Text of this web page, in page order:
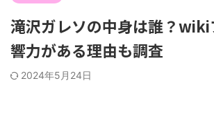
滝沢ガレソの中身は誰？wiki
響力がある理由も調査
2024年5月24日